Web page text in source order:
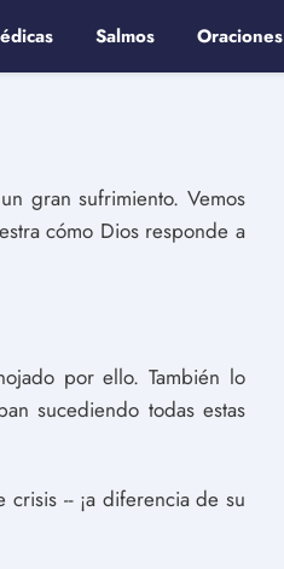
Salmos Oraciones
gran sufrimiento. Vemos
cómo Dios responde a
por ello. También lo
sucediendo todas estas
-- ¡a diferencia de su